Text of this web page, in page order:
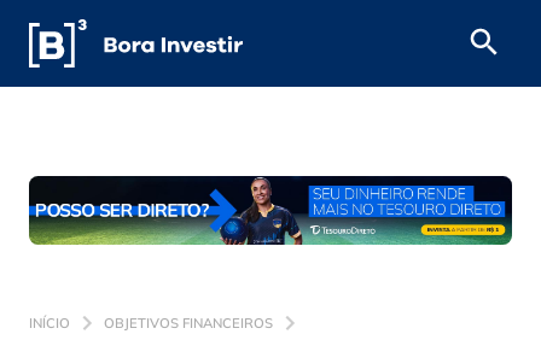
INÍCIO OBJETIVOS FINANCEIROS